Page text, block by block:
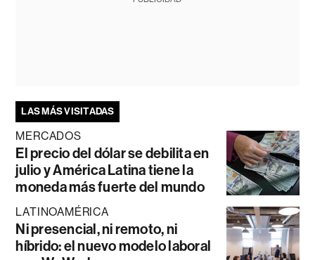
LAS MÁS VISITADAS
MERCADOS
El precio del dólar se debilita en
julio y América Latina tiene la
moneda más fuerte del mundo
LATINOAMÉRICA
Ni presencial, ni remoto, ni
híbrido: el nuevo modelo laboral